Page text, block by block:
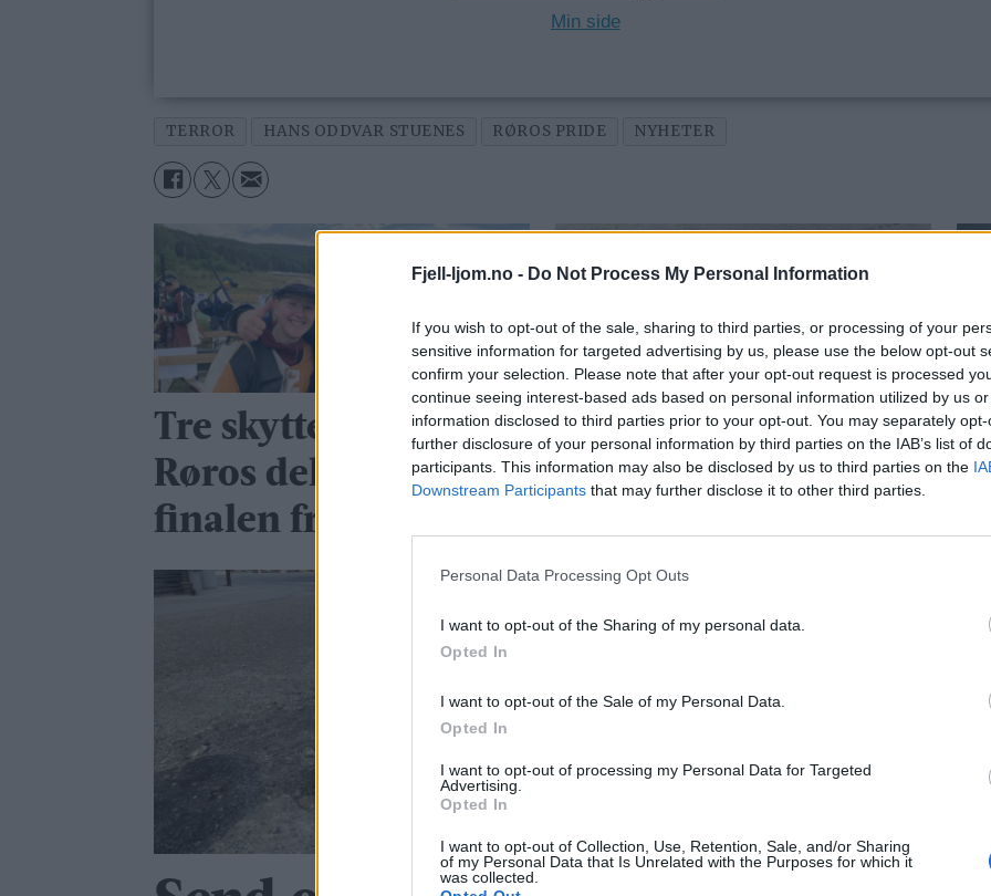
Fjell-ljom.no - Do Not Process My Personal Information
If you wish to opt-out of the sale, sharing to third parties, or processing of your
sensitive information for targeted advertising by us, please use the below opt-out
confirm your selection. Please note that after your opt-out request is processed
continue seeing interest-based ads based on personal information utilized by us
information disclosed to third parties prior to your opt-out. You may separately
further disclosure of your personal information by third parties on the IAB’s list of
participants. This information may also be disclosed by us to third parties on the
Downstream Participants that may further disclose it to other third parties.
Personal Data Processing Opt Outs
I want to opt-out of the Sharing of my personal data.
Opted In
I want to opt-out of the Sale of my Personal Data.
Opted In
I want to opt-out of processing my Personal Data for Targeted
Advertising.
Opted In
I want to opt-out of Collection, Use, Retention, Sale, and/or Sharing
of my Personal Data that Is Unrelated with the Purposes for which it
was collected.
Min side
TERROR HANS ODDVAR STUENES RØROS PRIDE NYHETER
Tre skyttere fra
Røros deltok i
finalen fredag
Har du vært borti
Sjøbakken-hølet? Se
Se
Med
6